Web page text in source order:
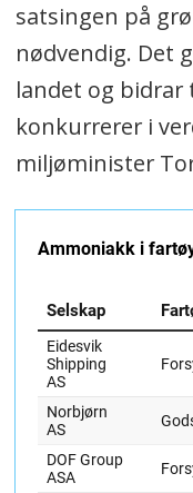
satsingen på
nødvendig. Det
landet og
konkurrerer i
miljøminister